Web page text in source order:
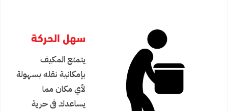
سهل الحركة
يتمتع المكيف
بإمكانية نقله بسهولة
لأي مكان مما
يساعدك فى حرية